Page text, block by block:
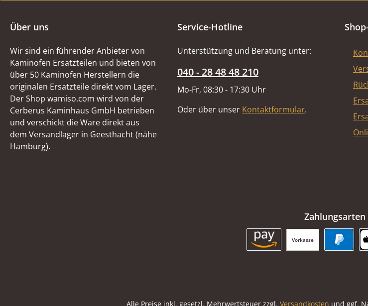
Über uns
Wir sind ein führender Anbieter von
Kaminofen Ersatzteilen und bieten von
über 50 Kaminofen Herstellern die
originalen Ersatzteile direkt vom Lager.
Der Shop wamiso.com wird von der
Cerberus Kaminhaus GmbH betrieben
und verschickt die Ware direkt aus
dem Versandlager in Geesthacht (nähe
Hamburg).
Service-Hotline
Unterstützung und Beratung unter:
040 - 28 48 48 210
Mo-Fr, 08:30 - 17:30 Uhr
Oder über unser Kontaktformular.
Zahlungsarten
Vorkasse
Alle Preise inkl. gesetzl. Mehrwertsteuer zzgl. Versandkosten und ggf.